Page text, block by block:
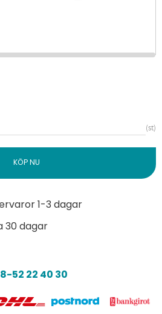
st
1-3 dagar
30 dagar
52 22 40 30